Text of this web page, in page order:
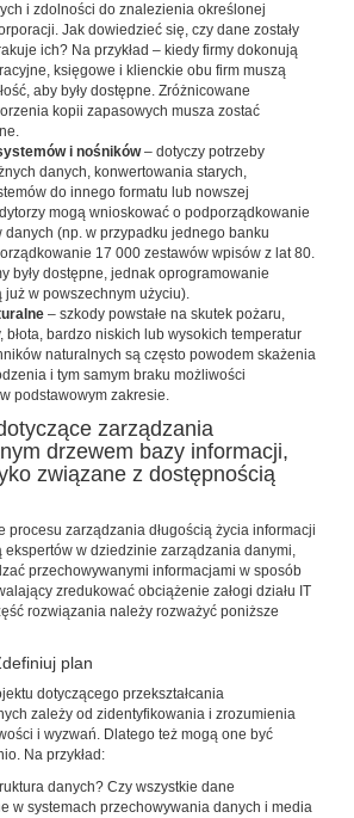
i zdolności do znalezienia określonej
Jak dowiedzieć się, czy dane zostały
ich? Na przykład – kiedy firmy dokonują
księgowe i klienckie obu firm muszą
aby były dostępne. Zróżnicowane
kopii zapasowych musza zostać
i nośników– dotyczy potrzeby
danych, konwertowania starych,
do innego formatu lub nowszej
mogą wnioskować o podporządkowanie
danych (np. w przypadku jednego banku
17 000 zestawów wpisów z lat 80.
były dostępne, jednak oprogramowanie
już w powszechnym użyciu).
– szkody powstałe na skutek pożaru,
błota, bardzo niskich lub wysokich temperatur
naturalnych są często powodem skażenia
i tym samym braku możliwości
podstawowym zakresie.
zarządzania
drzewem bazy informacji,
związane z dostępnością
procesu zarządzania długością życia informacji
w dziedzinie zarządzania danymi,
­przechowywanymi informacjami w sposób
zredukować obciążenie załogi działu IT
rozwiązania należy rozważyć poniższe
plan
dotyczącego przekształcania
zależy od zidentyfikowania i zrozumienia
i wyzwań. Dlatego też mogą one być
Na przykład:
danych? Czy wszystkie dane
w systemach przechowywania danych i media